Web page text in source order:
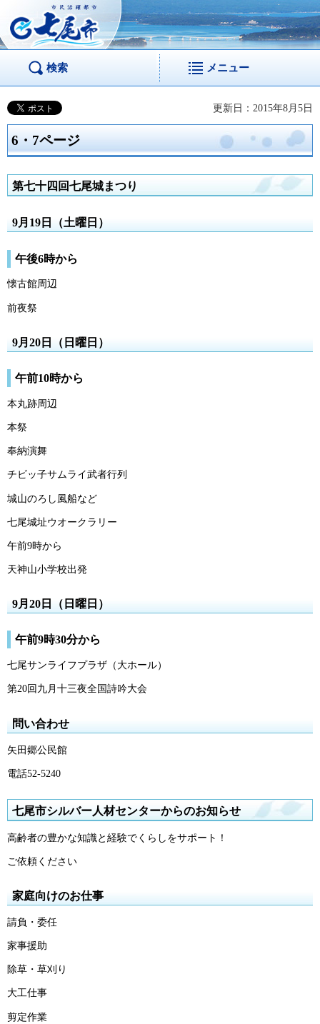
市民活躍都市 七尾
市
検索 メニュー
更新日：2015年8月5日
6・7ページ
第七十四回七尾城まつり
9月19日（土曜日）
午後6時から
懐古館周辺
前夜祭
9月20日（日曜日）
午前10時から
本丸跡周辺
本祭
奉納演舞
チビッ子サムライ武者行列
城山のろし風船など
七尾城址ウオークラリー
午前9時から
天神山小学校出発
9月20日（日曜日）
午前9時30分から
七尾サンライフプラザ（大ホール）
第20回九月十三夜全国詩吟大会
問い合わせ
矢田郷公民館
電話52-5240
七尾市シルバー人材センターからのお知らせ
高齢者の豊かな知識と経験でくらしをサポート！
ご依頼ください
家庭向けのお仕事
請負・委任
家事援助
除草・草刈り
大工仕事
剪定作業